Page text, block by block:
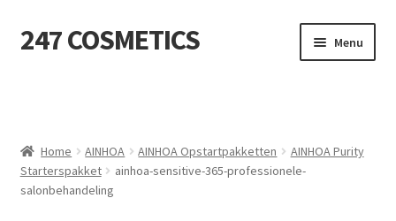
Ga
door
Ga
naar
247 COSMETICS Menu
HARSBENODIGDHEDEN
Home AINHOA AINHOA Opstartpakketten
AINHOA Purity
Starterspakket
ainhoa-sensitive-365-professionele-
salonbehandeling